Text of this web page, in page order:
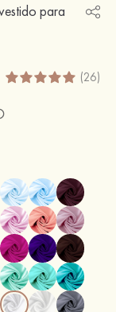
para
(26)